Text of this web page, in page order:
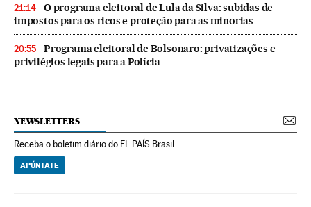
21:14
O programa eleitoral de Lula da Silva: subidas de
impostos para os ricos e proteção para as minorias
20:55
Programa eleitoral de Bolsonaro: privatizações e
privilégios legais para a Polícia
NEWSLETTERS
Receba o boletim diário do EL PAÍS Brasil
APÚNTATE